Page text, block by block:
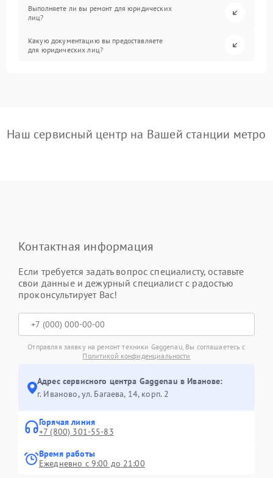
Выполняете ли вы ремонт для юридических
лиц?
Какую документацию вы предоставляете
для юридических лиц?
Наш сервисный центр на Вашей станции метро
Контактная информация
Если требуется задать вопрос специалисту, оставьте
свои данные и дежурный специалист с радостью
проконсультирует Вас!
Отправляя заявку на ремонт техники Gaggenau, Вы соглашаетесь с
Политикой конфиденциальности
Адрес сервисного центра Gaggenau в Иванове:
г. Иваново, ул. Багаева, 14, корп. 2
Горячая линия
+7 (800) 301-55-83
Время работы
Ежедневно с 9:00 до 21:00